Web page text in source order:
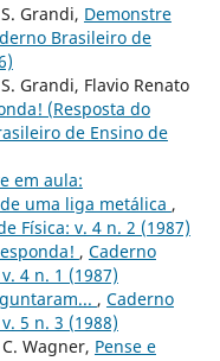
Grandi, Demonstre
Brasileiro de
Grandi, Flavio Renato
(Resposta do
de Ensino de
em aula:
uma liga metálica ,
Física: v. 4 n. 2 (1987)
, Caderno
4 n. 1 (1987)
, Caderno
5 n. 3 (1988)
Wagner, Pense e